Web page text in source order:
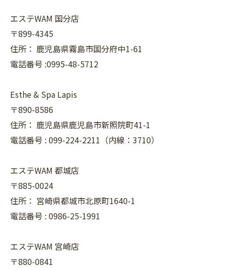
エステWAM 国分店
〒899-4345
住所： 鹿児島県霧島市国分府中1-61
電話番号 :0995-48-5712
Esthe & Spa Lapis
〒890-8586
住所： 鹿児島県鹿児島市新照院町41-1
電話番号 : 099-224-2211（内線：3710）
エステWAM 都城店
〒885-0024
住所： 宮崎県都城市北原町1640-1
電話番号 : 0986-25-1991
エステWAM 宮崎店
〒880-0841